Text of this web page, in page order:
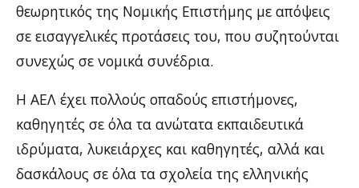
θεωρητικός της Νομικής Επιστήμης με απόψεις
σε εισαγγελικές προτάσεις του, που συζητούνται
συνεχώς σε νομικά συνέδρια.
Η ΑΕΛ έχει πολλούς οπαδούς επιστήμονες,
καθηγητές σε όλα τα ανώτατα εκπαιδευτικά
ιδρύματα, λυκειάρχες και καθηγητές, αλλά και
δασκάλους σε όλα τα σχολεία της ελληνικής